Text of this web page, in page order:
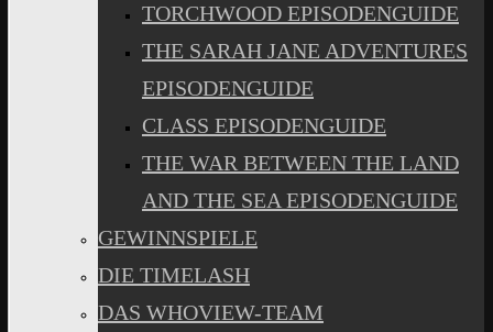
TORCHWOOD EPISODENGUIDE
THE SARAH JANE ADVENTURES
EPISODENGUIDE
CLASS EPISODENGUIDE
THE WAR BETWEEN THE LAND
AND THE SEA EPISODENGUIDE
GEWINNSPIELE
DIE TIMELASH
DAS WHOVIEW-TEAM